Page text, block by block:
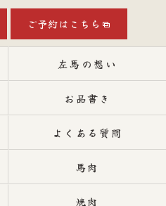
ご予約はこちら
左馬の想い
お品書き
よくある質問
馬肉
焼肉